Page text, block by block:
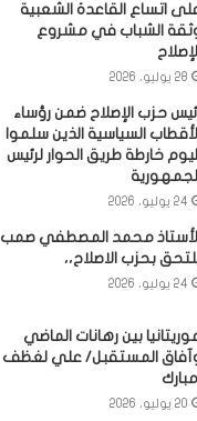
اتساع القاعدة الشعبية
الشباب في مشروع
الإصلاح
28 يوليو، 2026
حزب الإصلاح ضمن رؤساء
الأقطاب السياسية الذين سلموا
اليوم خارطة طريق الحوار لرئيس
الجمهورية
24 يوليو، 2026
الأستاذ محمد المصطفي صمب
بحزب الاصلاح،،
24 يوليو، 2026
بين رهانات الماضي
المستقبل/ علي لغظف
امبارك
20 يوليو، 2026